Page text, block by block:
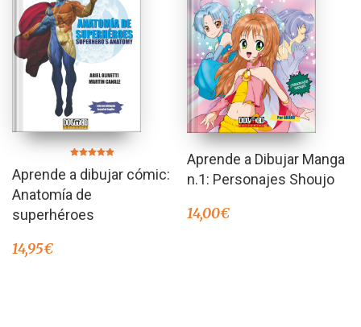
5.00
de 5
Aprende a dibujar cómic:
Anatomía de
superhéroes
14,95€
Aprende a Dibujar Manga
n.1: Personajes Shoujo
14,00€